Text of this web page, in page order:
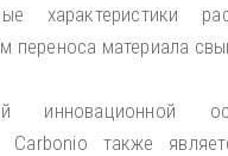
характеристики
переноса материала
инновационной
Carbonio также